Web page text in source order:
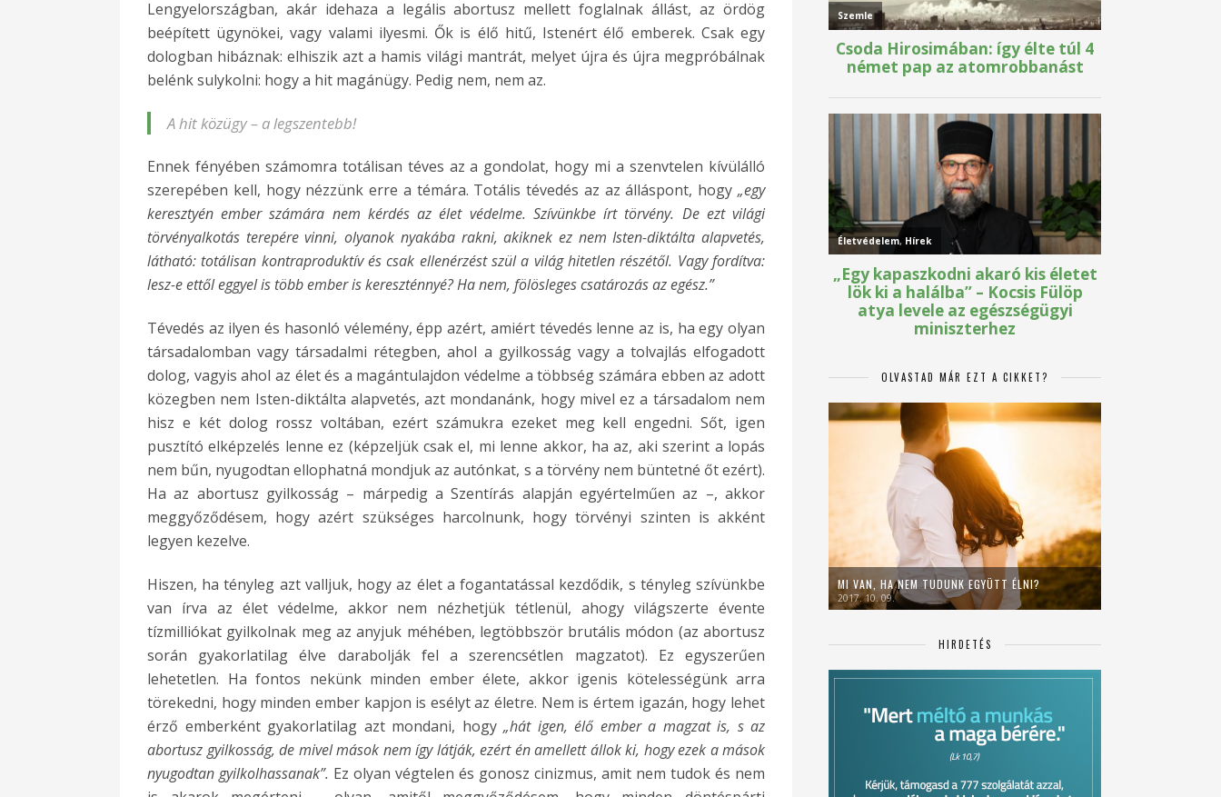
Lengyelországban, akár idehaza a legális abortusz mellett foglalnak állást, az ördög
beépített ügynökei, vagy valami ilyesmi. Ők is élő hitű, Istenért élő emberek. Csak egy
dologban hibáznak: elhiszik azt a hamis világi mantrát, melyet újra és újra megpróbálnak
belénk sulykolni: hogy a hit magánügy. Pedig nem, nem az.
A hit közügy – a legszentebb!
Ennek fényében számomra totálisan téves az a gondolat, hogy mi a szenvtelen kívülálló
szerepében kell, hogy nézzünk erre a témára. Totális tévedés az az álláspont, hogy „egy
keresztyén ember számára nem kérdés az élet védelme. Szívünkbe írt törvény. De ezt világi
törvényalkotás terepére vinni, olyanok nyakába rakni, akiknek ez nem Isten-diktálta alapvetés,
látható: totálisan kontraproduktív és csak ellenérzést szül a világ hitetlen részétől. Vagy fordítva:
lesz-e ettől eggyel is több ember is kereszténnyé? Ha nem, fölösleges csatározás az egész.”
Tévedés az ilyen és hasonló vélemény, épp azért, amiért tévedés lenne az is, ha egy olyan
társadalomban vagy társadalmi rétegben, ahol a gyilkosság vagy a tolvajlás elfogadott
dolog, vagyis ahol az élet és a magántulajdon védelme a többség számára ebben az adott
közegben nem Isten-diktálta alapvetés, azt mondanánk, hogy mivel ez a társadalom nem
hisz e két dolog rossz voltában, ezért számukra ezeket meg kell engedni. Sőt, igen
pusztító elképzelés lenne ez (képzeljük csak el, mi lenne akkor, ha az, aki szerint a lopás
nem bűn, nyugodtan ellophatná mondjuk az autónkat, s a törvény nem büntetné őt ezért).
Ha az abortusz gyilkosság – márpedig a Szentírás alapján egyértelműen az –, akkor
meggyőződésem, hogy azért szükséges harcolnunk, hogy törvényi szinten is akként
legyen kezelve.
Hiszen, ha tényleg azt valljuk, hogy az élet a fogantatással kezdődik, s tényleg szívünkbe
van írva az élet védelme, akkor nem nézhetjük tétlenül, ahogy világszerte évente
tízmilliókat gyilkolnak meg az anyjuk méhében, legtöbbször brutális módon (az abortusz
során gyakorlatilag élve darabolják fel a szerencsétlen magzatot). Ez egyszerűen
lehetetlen. Ha fontos nekünk minden ember élete, akkor igenis kötelességünk arra
törekedni, hogy minden ember kapjon is esélyt az életre. Nem is értem igazán, hogy lehet
érző emberként gyakorlatilag azt mondani, hogy „hát igen, élő ember a magzat is, s az
abortusz gyilkosság, de mivel mások nem így látják, ezért én amellett állok ki, hogy ezek a mások
nyugodtan gyilkolhassanak”. Ez olyan végtelen és gonosz cinizmus, amit nem tudok és nem
OLVASTAD MÁR EZT A CIKKET?
MI VAN, HA NEM TUDUNK EGYÜTT ÉLNI?
2017. 10. 09.
HIRDETÉS